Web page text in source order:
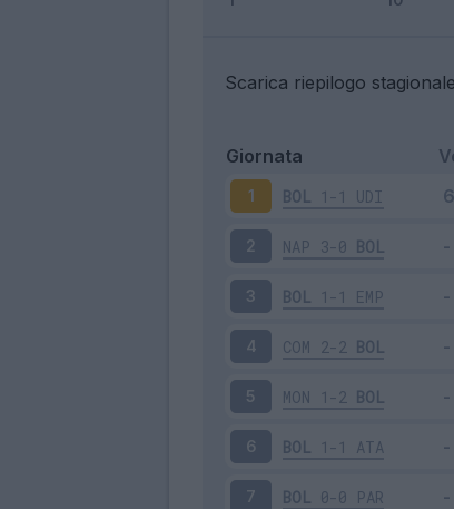
Scarica riepilogo stagionale
Giornata
1 BOL 1-1 UDI
2 NAP 3-0 BOL
3 BOL 1-1 EMP
4 COM 2-2 BOL
5 MON 1-2 BOL
6 BOL 1-1 ATA
7 BOL 0-0 PAR